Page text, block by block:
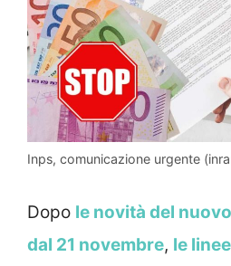
Inps, comunicazione urgente
Dopo le novità del
dal 21 novembre, le